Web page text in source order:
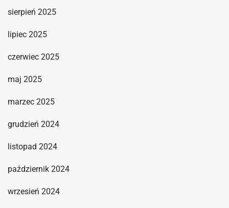
sierpień 2025
lipiec 2025
czerwiec 2025
maj 2025
marzec 2025
grudzień 2024
listopad 2024
październik 2024
wrzesień 2024